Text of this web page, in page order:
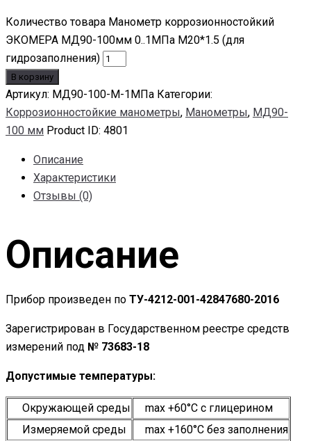
Количество товара Манометр коррозионностойкий
ЭКОМЕРА МД90-100мм 0..1МПа M20*1.5 (для
гидрозаполнения)
В корзину
Артикул: МД90-100-М-1МПа Категории:
Коррозионностойкие манометры, Манометры, МД90-
100 мм Product ID: 4801
Описание
Характеристики
Отзывы (0)
Описание
Прибор произведен по ТУ-4212-001-42847680-2016
Зарегистрирован в Государственном реестре средств
измерений под № 73683-18
Допустимые температуры:
Окружающей среды
max +60°С c глицерином
Измеряемой среды
maх +160°С без заполнения